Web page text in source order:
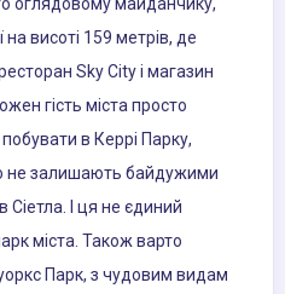
оглядовому майданчику,
висоті 159 метрів, де
Sky City і магазин
гість міста просто
в Керрі Парку,
не залишають байдужими
Сіетла. І ця не єдиний
міста. Також варто
Парк, з чудовим видам